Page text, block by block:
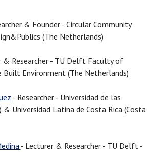
& Founder - Circular Community
(The Netherlands)
Researcher - TU Delft Faculty of
Environment (The Netherlands)
- Researcher - Universidad de las
& Universidad Latina de Costa Rica (Costa
- Lecturer & Researcher - TU Delft -